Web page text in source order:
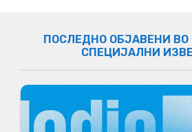
ПОСЛЕДНО ОБЈАВЕНИ ВО
СПЕЦИЈАЛНИ